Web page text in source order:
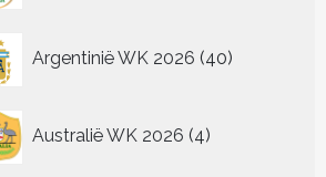
Argentinië WK 2026 40
producten
Australië WK 2026 4
producten